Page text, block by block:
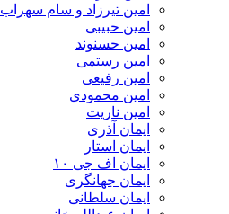
امین تیرزاد و سام سهراب
امین حبیبی
امین حسنوند
امین رستمی
امین رفیعی
امین محمودی
امین ناریت
ایمان آذری
ایمان استار
ایمان اف جی ۱۰
ایمان جهانگری
ایمان سلطانی